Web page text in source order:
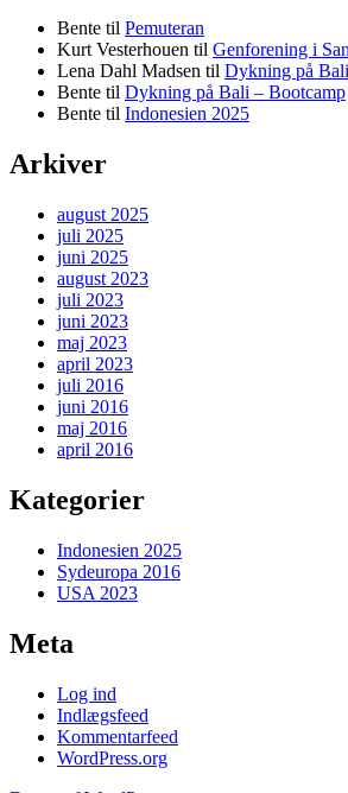
Bente til Pemuteran
Kurt Vesterhouen til Genforening i
Lena Dahl Madsen til Dykning på
Bente til Dykning på Bali – Bootcamp
Bente til Indonesien 2025
Arkiver
august 2025
juli 2025
juni 2025
august 2023
juli 2023
juni 2023
maj 2023
april 2023
juli 2016
juni 2016
maj 2016
april 2016
Kategorier
Indonesien 2025
Sydeuropa 2016
USA 2023
Meta
Log ind
Indlægsfeed
Kommentarfeed
WordPress.org